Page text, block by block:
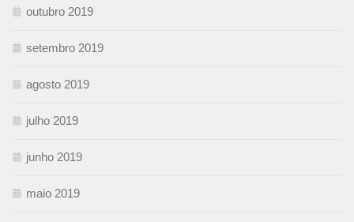
outubro 2019
setembro 2019
agosto 2019
julho 2019
junho 2019
maio 2019